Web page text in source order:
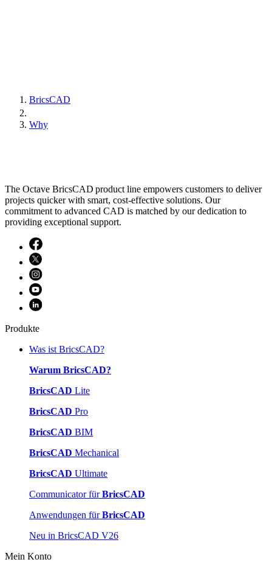
BricsCAD
Why
The Octave BricsCAD product line empowers customers to deliver
projects quicker with smart, cost-effective solutions. Our
commitment to advanced CAD is matched by our dedication to
providing exceptional support.
Produkte
Was ist BricsCAD?
Warum BricsCAD?
BricsCAD Lite
BricsCAD Pro
BricsCAD BIM
BricsCAD Mechanical
BricsCAD Ultimate
Communicator fürBricsCAD
Anwendungen fürBricsCAD
Neu in BricsCAD V26
Mein Konto